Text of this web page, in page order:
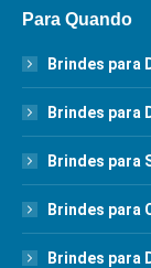
Para Quando
Brindes para
Brindes para
Brindes para
Brindes para
Brindes para